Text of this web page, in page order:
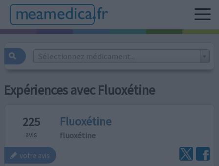
Sélectionnez médicament...
Expériences avec Fluoxétine
225
avis
Fluoxétine
fluoxétine
votre avis